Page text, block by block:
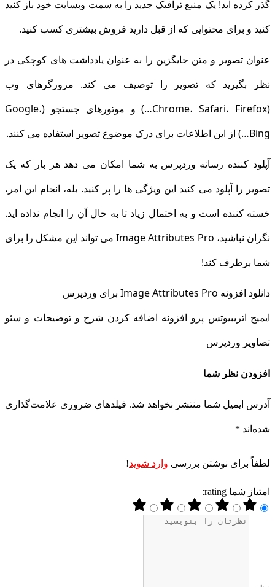
گذر کرده اید! یک منبع ترافیک جدید را به سمت وبسایت خود باز کنید
کنید و برای محتوایی که از قبل دارید فروش بیشتری کسب کنید.
عنوان تصویر و متن جایگزین را به عنوان یادداشت های کوچکی در
نظر بگیرید که تصویر را توصیف می کند. مرورگرهای وب
(Chrome، Safari، Firefox…) و موتورهای جستجو (Google،
Bing…) از این اطلاعات برای درک موضوع تصویر استفاده می کنند.
آپلود کننده رسانه وردپرس به شما امکان می دهد هر بار که یک
تصویر را آپلود می کنید این ویژگی ها را پر کنید. بله، انجام این امر،
خسته کننده است و به احتمال زیاد تا به حال آن را انجام نداده اید.
نگران نباشید، Image Attributes Pro می تواند این مشکل را برای
شما برطرف کند!
دانلود افزونه Image Attributes Pro برای وردپرس
ایمیج اتریبیوتس پرو افزونه اضافه کردن شرح و توضیحات و سئو
تصاویر وردپرس
افزودن نظر شما
آدرس ایمیل شما منتشر نخواهد شد. فیلدهای ضروری علامت‌گذاری
شده‌اند *
لطفاً برای نوشتن بررسی وارد شوید!
امتیاز شما rating: